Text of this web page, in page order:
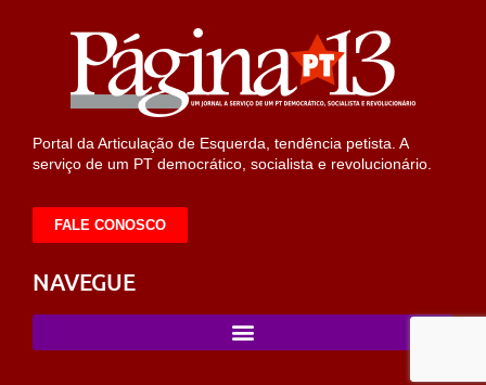
Portal da Articulação de Esquerda, tendência petista. A
serviço de um PT democrático, socialista e revolucionário.
FALE CONOSCO
NAVEGUE